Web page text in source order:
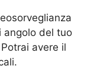
angolo del tuo
avere il